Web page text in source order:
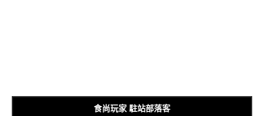
食尚玩家 駐站部落客